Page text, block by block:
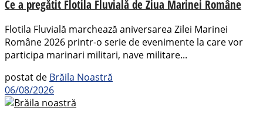
Ce a pregătit Flotila Fluvială de Ziua Marinei Române
Flotila Fluvială marchează aniversarea Zilei Marinei
Române 2026 printr-o serie de evenimente la care vor
participa marinari militari, nave militare...
postat de Brăila Noastră
06/08/2026